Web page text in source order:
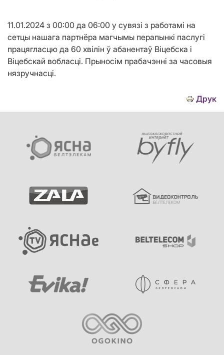
11.01.2024 з 00:00 да 06:00 у сувязі з работамi на
сетцы нашага партнёра магчымы перапынкi паслугі
працягласцю да 60 хвілін ў абанентаў Віцебска і
Віцебскай вобласці. Прыносім прабачэнні за часовыя
нязручнасці.
Друк